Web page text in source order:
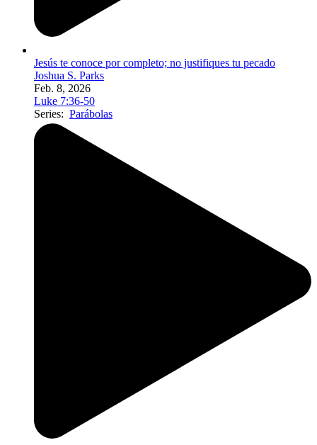
Jesús te conoce por completo; no justifiques tu pecado
Joshua S. Parks
Feb. 8, 2026
Luke 7:36-50
Series: Parábolas